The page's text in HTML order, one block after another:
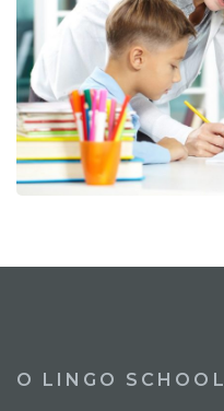
О LINGO SCHOOL